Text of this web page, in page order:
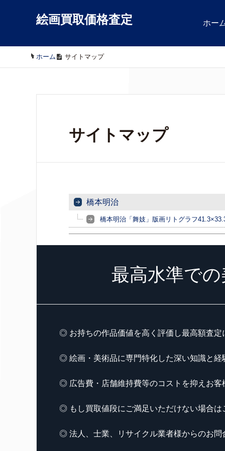
絵画買取価格査定 ホー
ホーム / サイトマップ
サイトマップ
橋本明治
橋本明治「舞妓」版画リトグラフ
最高水準で
◎ お持ちの作品価値を高く評価し最高額査定
◎ 絵画・美術品に専門特化した深い知識と経
◎ 広告費・店舗維持費等のコストを抑えお客
◎ もし買取値段にご満足いただけない場合は
◎ 法人、士業、リサイクル業者様からのお問